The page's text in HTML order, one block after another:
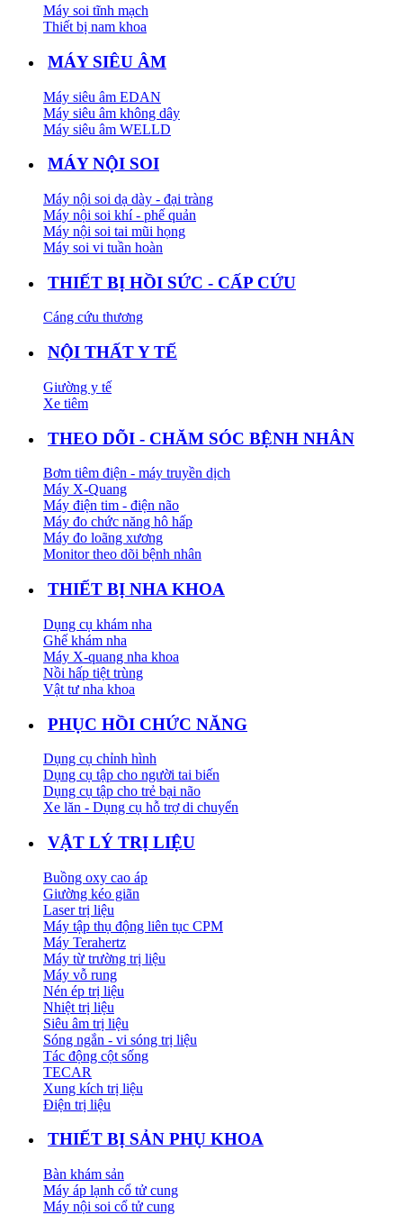
Máy soi tĩnh mạch
Thiết bị nam khoa
MÁY SIÊU ÂM
Máy siêu âm EDAN
Máy siêu âm không dây
Máy siêu âm WELLD
MÁY NỘI SOI
Máy nội soi dạ dày - đại tràng
Máy nội soi khí - phế quản
Máy nội soi tai mũi họng
Máy soi vi tuần hoàn
THIẾT BỊ HỒI SỨC - CẤP CỨU
Cáng cứu thương
NỘI THẤT Y TẾ
Giường y tế
Xe tiêm
THEO DÕI - CHĂM SÓC BỆNH NHÂN
Bơm tiêm điện - máy truyền dịch
Máy X-Quang
Máy điện tim - điện não
Máy đo chức năng hô hấp
Máy đo loãng xương
Monitor theo dõi bệnh nhân
THIẾT BỊ NHA KHOA
Dụng cụ khám nha
Ghế khám nha
Máy X-quang nha khoa
Nồi hấp tiệt trùng
Vật tư nha khoa
PHỤC HỒI CHỨC NĂNG
Dụng cụ chỉnh hình
Dụng cụ tập cho người tai biến
Dụng cụ tập cho trẻ bại não
Xe lăn - Dụng cụ hỗ trợ di chuyển
VẬT LÝ TRỊ LIỆU
Buồng oxy cao áp
Giường kéo giãn
Laser trị liệu
Máy tập thụ động liên tục CPM
Máy Terahertz
Máy từ trường trị liệu
Máy vỗ rung
Nén ép trị liệu
Nhiệt trị liệu
Siêu âm trị liệu
Sóng ngắn - vi sóng trị liệu
Tác động cột sống
TECAR
Xung kích trị liệu
Điện trị liệu
THIẾT BỊ SẢN PHỤ KHOA
Bàn khám sản
Máy áp lạnh cổ tử cung
Máy nội soi cổ tử cung